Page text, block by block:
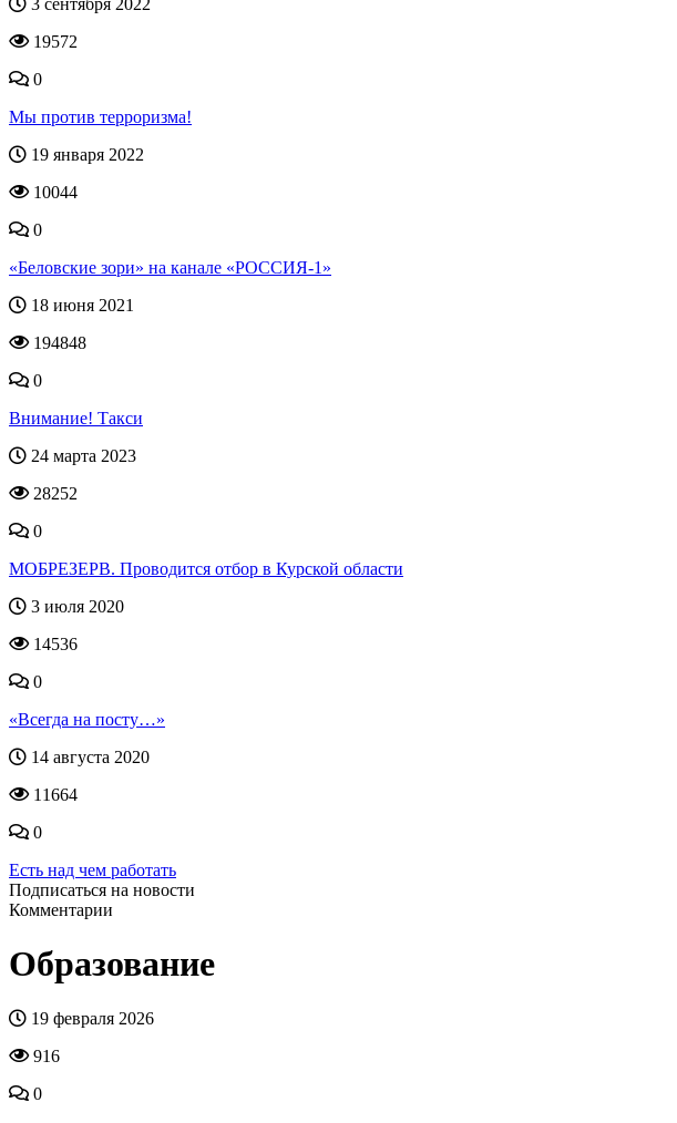
3 сентября 2022
19572
0
Мы против терроризма!
19 января 2022
10044
0
«Беловские зори» на канале «РОССИЯ-1»
18 июня 2021
194848
0
Внимание! Такси
24 марта 2023
28252
0
МОБРЕЗЕРВ. Проводится отбор в Курской области
3 июля 2020
14536
0
«Всегда на посту…»
14 августа 2020
11664
0
Есть над чем работать
Подписаться на новости
Комментарии
Образование
19 февраля 2026
916
0